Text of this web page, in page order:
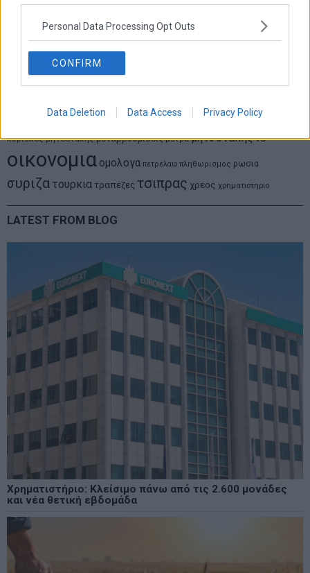
Personal Data Processing Opt Outs
CONFIRM
Data Deletion Data Access Privacy Policy
eurobank marketnewsnikkeiwallΑγορεςΗΠΑ Ιταλια
Χρηματιστηριο Αθηνων αεπ
εκλογες
ευρωπη κορωνοιος κοσμος
κυριακος μητσοτακης μεταρρυθμισεις μετρα μητσοτακηςνδ
οικονομια ομολογα πετρελαιο πληθωρισμος ρωσια
συριζα τουρκια τραπεζες τσιπρας χρεος χρηματιστηριο
LATEST FROM BLOG
Χρηματιστήριο: Κλείσιμο πάνω από τις 2.600 μονάδες
και νέα θετική εβδομάδα